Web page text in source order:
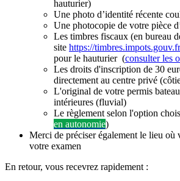
hauturier)
Une photo d’identité récente
Une photocopie de votre pièce
Les timbres fiscaux (en bureau
site https://
pour le hauturier (consulter les
Les droits d'inscription de 30
directement au centre privé
L'original de votre permis
intérieures (fluvial)
Le règlement selon l'option
en autonomie)
Merci de préciser également le lieu où
votre examen
En retour, vous recevrez rapidement :